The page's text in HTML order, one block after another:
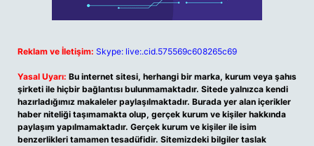
Reklam ve İletişim: Skype: live:.cid.575569c608265c69
Yasal Uyarı: Bu internet sitesi, herhangi bir marka, kurum veya şahıs
şirketi ile hiçbir bağlantısı bulunmamaktadır. Sitede yalnızca kendi
hazırladığımız makaleler paylaşılmaktadır. Burada yer alan içerikler
haber niteliği taşımamakta olup, gerçek kurum ve kişiler hakkında
paylaşım yapılmamaktadır. Gerçek kurum ve kişiler ile isim
benzerlikleri tamamen tesadüfidir. Sitemizdeki bilgiler taslak